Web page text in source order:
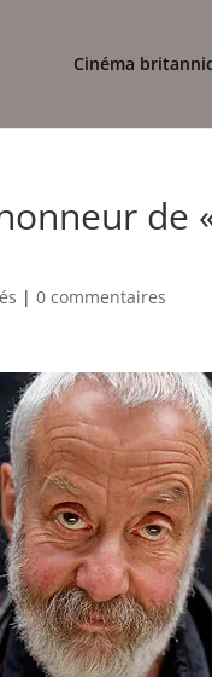
Cinéma
de
|0 commentaires